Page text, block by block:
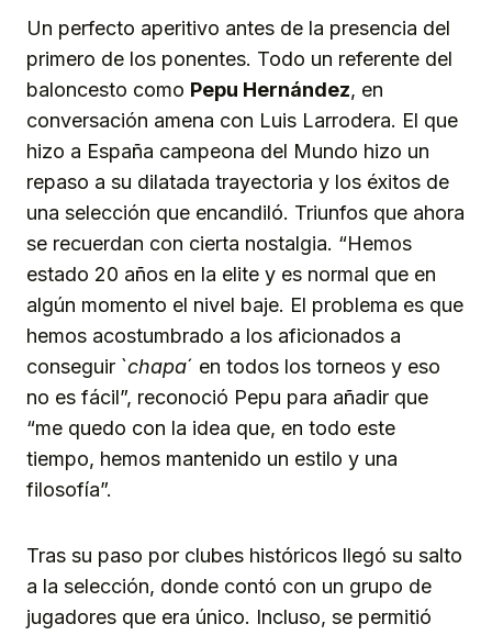
Un perfecto aperitivo antes de la presencia del
primero de los ponentes. Todo un referente del
baloncesto como Pepu Hernández, en
conversación amena con Luis Larrodera. El que
hizo a España campeona del Mundo hizo un
repaso a su dilatada trayectoria y los éxitos de
una selección que encandiló. Triunfos que ahora
se recuerdan con cierta nostalgia. “Hemos
estado 20 años en la elite y es normal que en
algún momento el nivel baje. El problema es que
hemos acostumbrado a los aficionados a
conseguir `chapa´ en todos los torneos y eso
no es fácil”, reconoció Pepu para añadir que
“me quedo con la idea que, en todo este
tiempo, hemos mantenido un estilo y una
filosofía”.
Tras su paso por clubes históricos llegó su salto
a la selección, donde contó con un grupo de
jugadores que era único. Incluso, se permitió